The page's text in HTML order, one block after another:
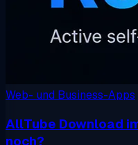
Web- und Business-Apps
AllTube Download
noch?